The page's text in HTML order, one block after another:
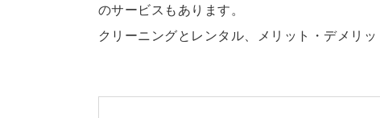
のサービスもあります。
クリーニングとレンタル、メリット・デメリッ